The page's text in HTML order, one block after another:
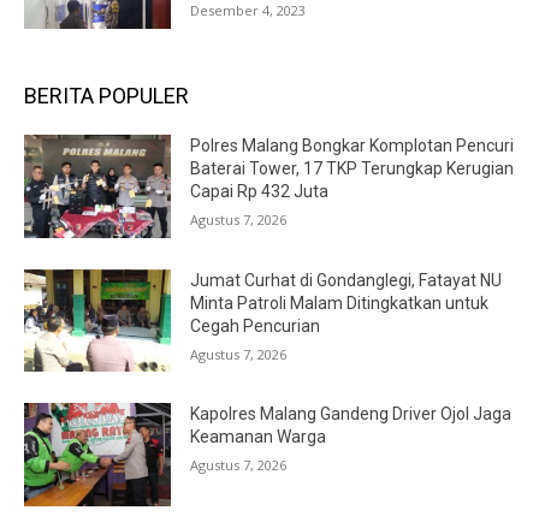
Desember 4, 2023
BERITA POPULER
Polres Malang Bongkar Komplotan Pencuri
Baterai Tower, 17 TKP Terungkap Kerugian
Capai Rp 432 Juta
Agustus 7, 2026
Jumat Curhat di Gondanglegi, Fatayat NU
Minta Patroli Malam Ditingkatkan untuk
Cegah Pencurian
Agustus 7, 2026
Kapolres Malang Gandeng Driver Ojol Jaga
Keamanan Warga
Agustus 7, 2026